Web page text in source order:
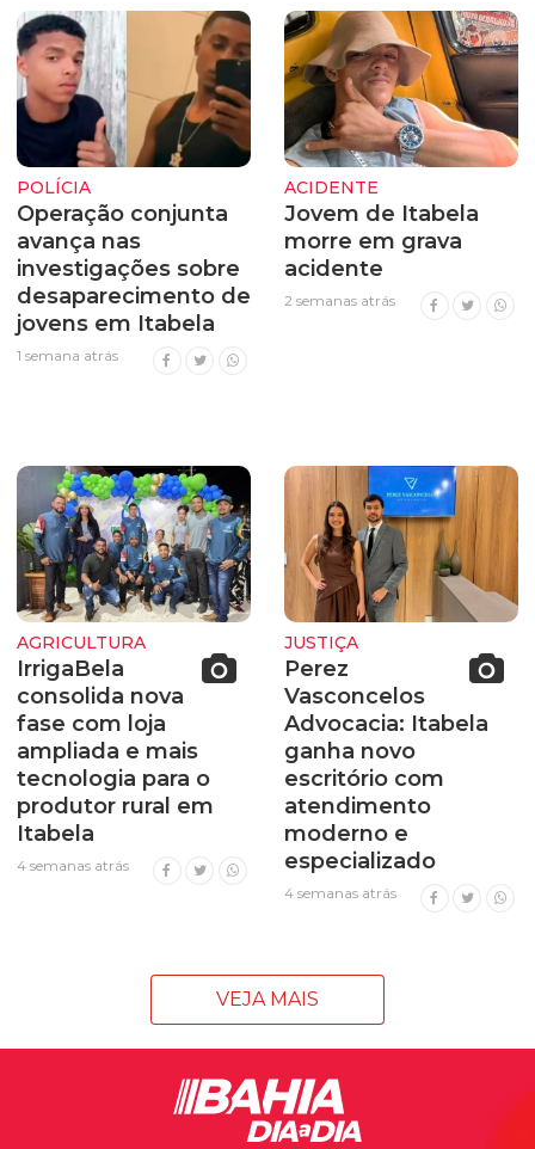
POLÍCIA
Operação conjunta
avança nas
investigações sobre
desaparecimento de
jovens em Itabela
1 semana atrás
ACIDENTE
Jovem de Itabela
morre em grava
acidente
2 semanas atrás
AGRICULTURA
IrrigaBela
consolida nova
fase com loja
ampliada e mais
tecnologia para o
produtor rural em
Itabela
4 semanas atrás
JUSTIÇA
Perez
Vasconcelos
Advocacia: Itabela
ganha novo
escritório com
atendimento
moderno e
especializado
4 semanas atrás
VEJA MAIS